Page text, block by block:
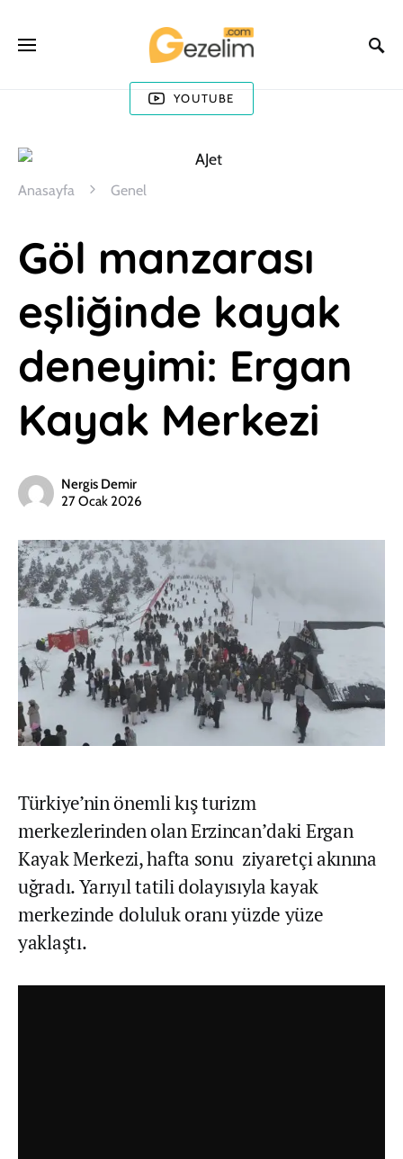
YOUTUBE
Anasayfa Genel
Göl manzarası
eşliğinde kayak
deneyimi: Ergan
Kayak Merkezi
Nergis Demir
27 Ocak 2026
Türkiye’nin önemli kış turizm
merkezlerinden olan Erzincan’daki Ergan
Kayak Merkezi, hafta sonu ziyaretçi akınına
uğradı. Yarıyıl tatili dolayısıyla kayak
merkezinde doluluk oranı yüzde yüze
yaklaştı.